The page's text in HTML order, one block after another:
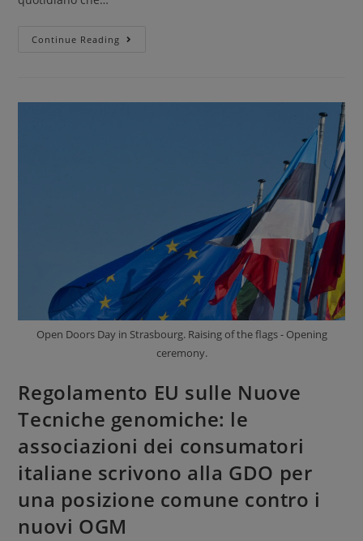
Continue Reading
Open Doors Day in Strasbourg. Raising of the flags - Opening
ceremony.
Regolamento EU sulle Nuove
Tecniche genomiche: le
associazioni dei consumatori
italiane scrivono alla GDO per
una posizione comune contro i
nuovi OGM